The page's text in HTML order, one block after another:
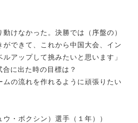
動けなかった。決勝では（序盤の）
ができて、これから中国大会、イン
アップして挑みたいと思います」
合に出た時の目標は？
ムの流れを作れるように頑張りたい
ウ・ボクシン）選手（１年））